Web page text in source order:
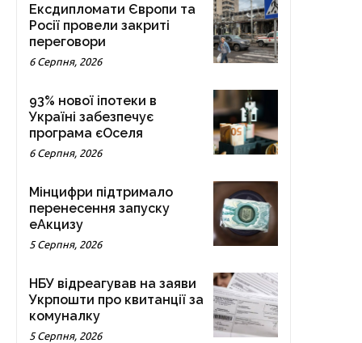
Ексдипломати Європи та
Росії провели закриті
переговори
6 Серпня, 2026
93% нової іпотеки в
Україні забезпечує
програма єОселя
6 Серпня, 2026
Мінцифри підтримало
перенесення запуску
еАкцизу
5 Серпня, 2026
НБУ відреагував на заяви
Укрпошти про квитанції за
комуналку
5 Серпня, 2026